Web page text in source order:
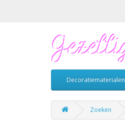
Decoratiematerialen
Zoeken